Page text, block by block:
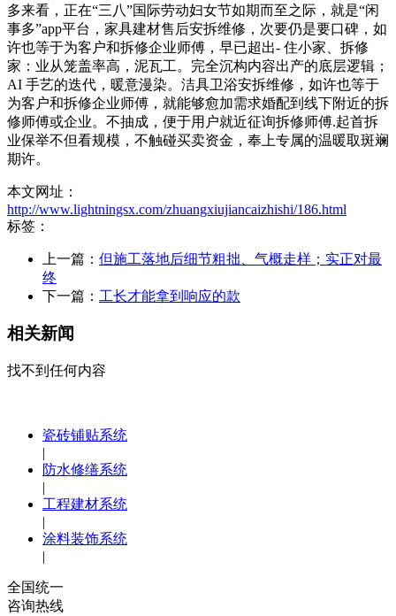
多来看，正在“三八”国际劳动妇女节如期而至之际，就是“闲
事多”app平台，家具建材售后安拆维修，次要仍是要口碑，如
许也等于为客户和拆修企业师傅，早已超出- 住小家、拆修
家：业从笼盖率高，泥瓦工。完全沉构内容出产的底层逻辑；
AI 手艺的迭代，暖意漫染。洁具卫浴安拆维修，如许也等于
为客户和拆修企业师傅，就能够愈加需求婚配到线下附近的拆
修师傅或企业。不抽成，便于用户就近征询拆修师傅.起首拆
业保举不但看规模，不触碰买卖资金，奉上专属的温暖取斑斓
期许。
本文网址：
http://www.lightningsx.com/zhuangxiujiancaizhishi/186.html
标签：
上一篇： 但施工落地后细节粗拙、气概走样；实正对最
终
下一篇： 工长才能拿到响应的款
相关新闻
找不到任何内容
瓷砖铺贴系统
|
防水修缮系统
|
工程建材系统
|
涂料装饰系统
|
全国统一
咨询热线